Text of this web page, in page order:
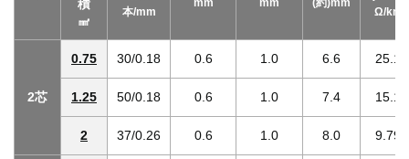
Ω/km
積
㎟
本/mm
2芯
0.75 30/0.18 0.6 1.0 6.6 25.1
1.25 50/0.18 0.6 1.0 7.4 15.1
2 37/0.26 0.6 1.0 8.0 9.79